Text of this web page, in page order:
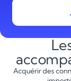
Acquérir des